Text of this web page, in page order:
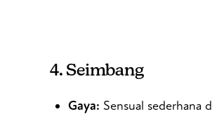
4. Seimbang
Gaya: Sensual sederhana